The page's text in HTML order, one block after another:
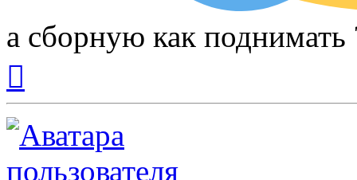
а сборную как поднимать
началу